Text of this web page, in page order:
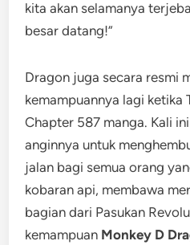
kita akan selamanya
besar datang!”
Dragon juga secara resmi
kemampuannya lagi ketika
Chapter 587 manga. Kali
anginnya untuk
jalan bagi semua orang
kobaran api, membawa
bagian dari Pasukan
kemampuan Monkey D